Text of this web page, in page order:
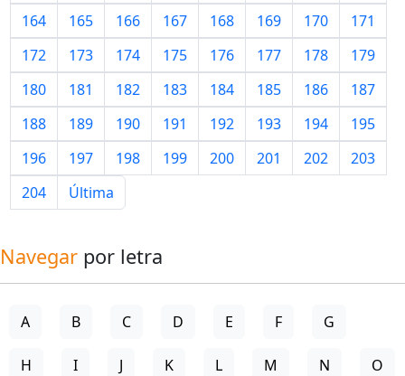
164
165 166 167 168 169 170
171
172
173 174 175 176 177 178
179
180
181 182 183 184 185 186
187
188
189 190 191 192 193 194
195
196
197 198 199 200 201 202
203
204
Última
Navegar por letra
A B C D E F G
H I J K L M N O